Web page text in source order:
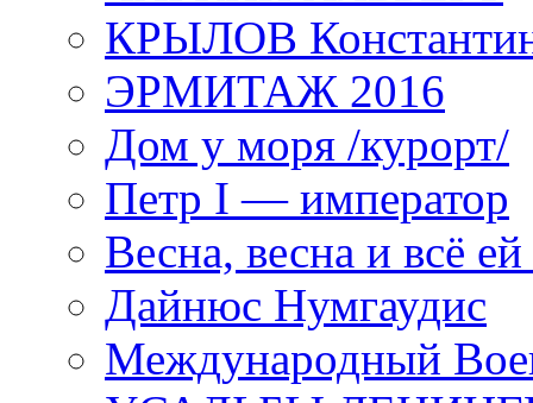
КРЫЛОВ
ЭРМИТАЖ 2016
Дом у моря /курорт/
Петр I — император
Весна, весна и всё
Дайнюс Нумгаудис
Международный